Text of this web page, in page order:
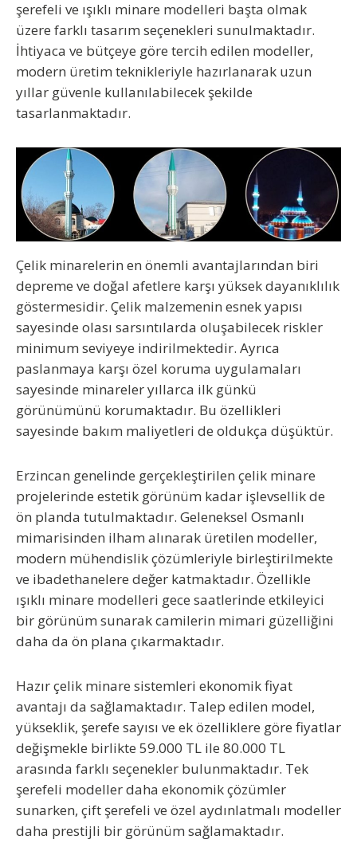
şerefeli ve ışıklı minare modelleri başta olmak
üzere farklı tasarım seçenekleri sunulmaktadır.
İhtiyaca ve bütçeye göre tercih edilen modeller,
modern üretim teknikleriyle hazırlanarak uzun
yıllar güvenle kullanılabilecek şekilde
tasarlanmaktadır.
Çelik minarelerin en önemli avantajlarından biri
depreme ve doğal afetlere karşı yüksek dayanıklılık
göstermesidir. Çelik malzemenin esnek yapısı
sayesinde olası sarsıntılarda oluşabilecek riskler
minimum seviyeye indirilmektedir. Ayrıca
paslanmaya karşı özel koruma uygulamaları
sayesinde minareler yıllarca ilk günkü
görünümünü korumaktadır. Bu özellikleri
sayesinde bakım maliyetleri de oldukça düşüktür.
Erzincan genelinde gerçekleştirilen çelik minare
projelerinde estetik görünüm kadar işlevsellik de
ön planda tutulmaktadır. Geleneksel Osmanlı
mimarisinden ilham alınarak üretilen modeller,
modern mühendislik çözümleriyle birleştirilmekte
ve ibadethanelere değer katmaktadır. Özellikle
ışıklı minare modelleri gece saatlerinde etkileyici
bir görünüm sunarak camilerin mimari güzelliğini
daha da ön plana çıkarmaktadır.
Hazır çelik minare sistemleri ekonomik fiyat
avantajı da sağlamaktadır. Talep edilen model,
yükseklik, şerefe sayısı ve ek özelliklere göre fiyatlar
değişmekle birlikte 59.000 TL ile 80.000 TL
arasında farklı seçenekler bulunmaktadır. Tek
şerefeli modeller daha ekonomik çözümler
sunarken, çift şerefeli ve özel aydınlatmalı modeller
daha prestijli bir görünüm sağlamaktadır.